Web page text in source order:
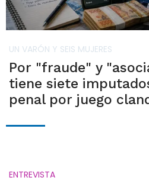
UN VARÓN Y SEIS MUJERES
Por "fraude" y
tiene siete
penal por juego
ENTREVISTA